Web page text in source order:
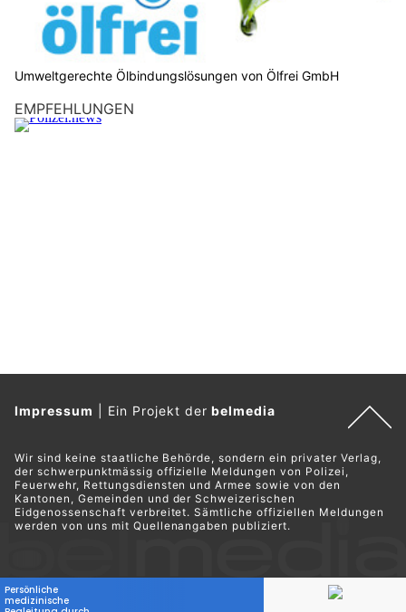
Umweltgerechte Ölbindungslösungen von Ölfrei GmbH
EMPFEHLUNGEN
Impressum Ein Projekt derbelmedia
Wir sind keine staatliche Behörde, sondern ein privater Verlag,
der schwerpunktmässig offizielle Meldungen von Polizei,
Feuerwehr, Rettungsdiensten und Armee sowie von den
Kantonen, Gemeinden und der Schweizerischen
Eidgenossenschaft verbreitet. Sämtliche offiziellen Meldungen
werden von uns mit Quellenangaben publiziert.